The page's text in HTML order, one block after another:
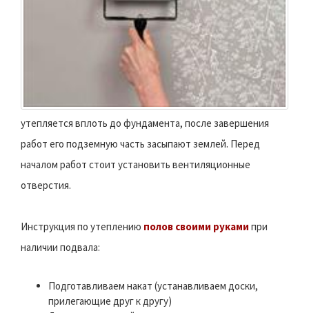
утепляется вплоть до фундамента, после завершения
работ его подземную часть засыпают землей. Перед
началом работ стоит установить вентиляционные
отверстия.
Инструкция по утеплению полов своими руками при
наличии подвала:
Подготавливаем накат (устанавливаем доски,
прилегающие друг к другу)